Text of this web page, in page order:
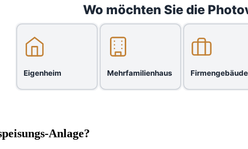
Wo möchten Sie die
Eigenheim Mehrfamilienhaus Firmengebäude
Anlage?